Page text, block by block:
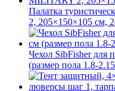
Палатка
2, 205×150×105 см,
Чехол SibFisher
(размер пола 1.8-